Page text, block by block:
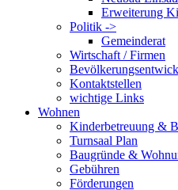
Erweiterung
Politik ->
Gemeinderat
Wirtschaft / Firmen
Kontaktstellen
wichtige Links
Wohnen
Kinderbetreuung &
Turnsaal Plan
Baugründe &
Gebühren
Förderungen